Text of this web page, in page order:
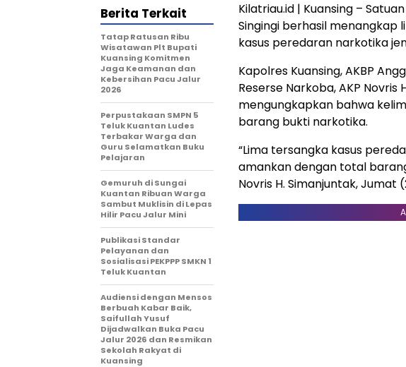
Kilatriau.id | Kuansing –
Singingi berhasil
kasus peredaran narkotika
Kapolres Kuansing, AKBP
Reserse Narkoba, AKP Novris
mengungkapkan bahwa
barang bukti narkotika.
“Lima tersangka kasus
amankan dengan total
Novris H. Simanjuntak, Jumat
Berita Terkait
Tatap Ratusan Ribu
Wisatawan Plt Bupati
Kuansing Komitmen
Jaga Keamanan dan
Kebersihan Pacu Jalur
2026
Perpustakaan SMPN 5
Teluk Kuantan Ludes
Terbakar Warga dan
Guru Selamatkan Buku
Pelajaran
Gemuruh di Sungai
Kuantan Ribuan Warga
Sambut Muklisin di Lepas
Hilir Pacu Jalur Mini
Publikasi Standar
Pelayanan dan
Sosialisasi PEKPPP SMKN 1
Teluk Kuantan
Audiensi dengan Mensos
Berbuah Kabar Baik,
Saifullah Yusuf
Dijadwalkan Buka Pacu
Jalur 2026 dan Resmikan
Sekolah Rakyat di
Kuansing